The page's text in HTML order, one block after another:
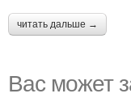
читать дальше →
Вас может